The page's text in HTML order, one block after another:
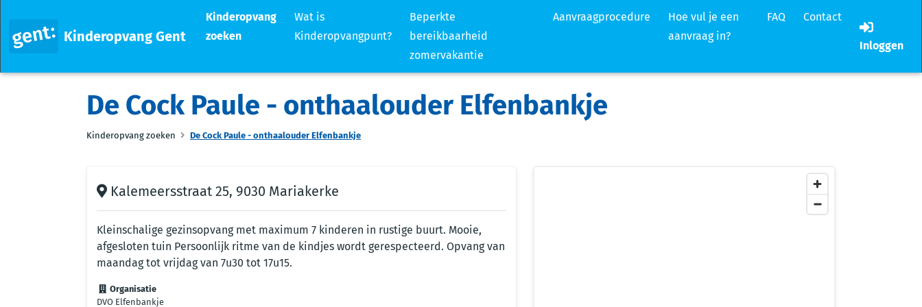
Kinderopvang Gent
Kinderopvang
zoeken
Wat is
Kinderopvangpunt?
Beperkte
bereikbaarheid
zomervakantie
Aanvraagprocedure
Hoe vul je een
aanvraag in?
FAQ Contact
Inloggen
De Cock Paule - onthaalouder Elfenbankje
Kinderopvang zoeken De Cock Paule - onthaalouder Elfenbankje
Kalemeersstraat 25, 9030 Mariakerke
Kleinschalige gezinsopvang met maximum 7 kinderen in rustige buurt. Mooie,
afgesloten tuin Persoonlijk ritme van de kindjes wordt gerespecteerd. Opvang van
maandag tot vrijdag van 7u30 tot 17u15.
Organisatie
DVO Elfenbankje